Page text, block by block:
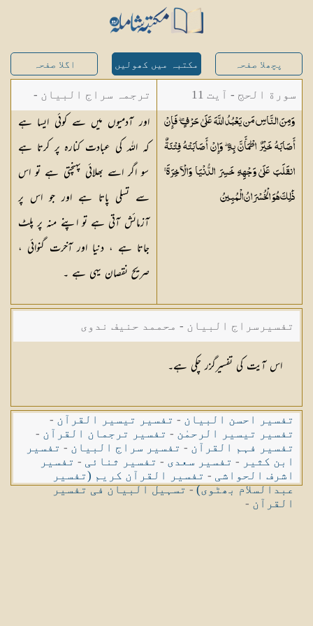
پچھلا صفحہ مکتبہ میں کھولیں اگلا صفحہ
سورة الحج - آیت 11
وَمِنَ النَّاسِ مَن يَعْبُدُ اللَّهَ عَلَىٰ حَرْفٍ ۖ فَإِنْ
أَصَابَهُ خَيْرٌ اطْمَأَنَّ بِهِ ۖ وَإِنْ أَصَابَتْهُ فِتْنَةٌ
انقَلَبَ عَلَىٰ وَجْهِهِ خَسِرَ الدُّنْيَا وَالْآخِرَةَ ۚ
ذَٰلِكَ هُوَ الْخُسْرَانُالْمُبِينُ
ترجمہ سراج البیان -
مستفاد از ترجمتین
شاہ عبدالقادر دھلوی/
شاہ رفیع الدین دھلوی
اور آدمیوں میں سے کوئی ایسا ہے
کہ اللہ کی عبادت کنارہ پر کرتا ہے
سو اگر اسے بھلائی پہنچتی ہے تو اس
سے تسلی پاتا ہے اور جو اس پر
آزمائش آتی ہے تو اپنے منہ پر پلٹ
جاتا ہے ، دنیا اور آخرت گنوائی ،
صریح نقصان یہی ہے ۔
تفسیرسراج البیان - محممد حنیف ندوی
اس آیت کی تفسیرگزر چکی ہے۔
تفسیر احسن البیان - تفسیر تیسیر القرآن -
تفسیر تیسیر الرحمٰن - تفسیر ترجمان القرآن -
تفسیر فہم القرآن - تفسیر سراج البیان - تفسیر
ابن کثیر - تفسیر سعدی - تفسیر ثنائی - تفسیر
اشرف الحواشی - تفسیر القرآن کریم (تفسیر
عبدالسلام بھٹوی)-تسہیل البیان فی تفسیر
القرآن -